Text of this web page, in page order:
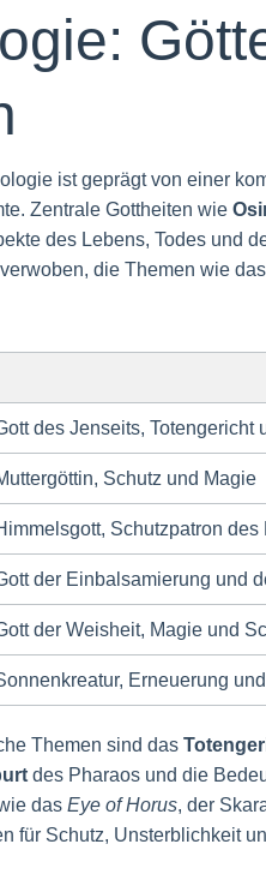
ist geprägt von einer
Zentrale Gottheiten wie
des Lebens, Todes und
die Themen wie
des Jenseits, Totengericht
Schutz und Magie
Schutzpatron des
der Einbalsamierung und
der Weisheit, Magie und
Erneuerung
Themen sind das
des Pharaos und die
dasEye of Horus, der
für Schutz, Unsterblichkeit